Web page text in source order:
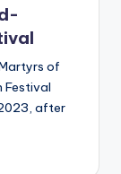
of
Festival
after